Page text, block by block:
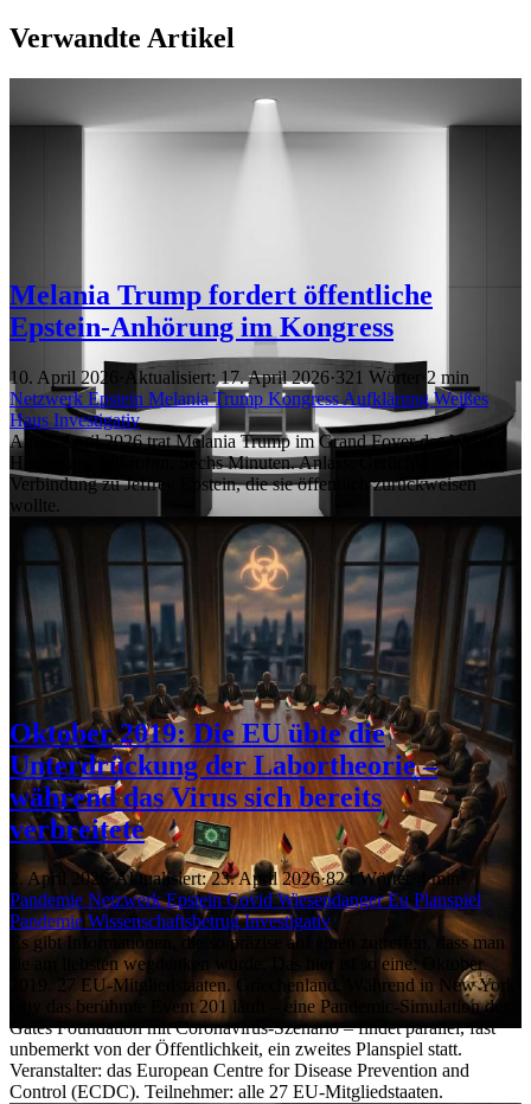
Verwandte Artikel
Melania Trump fordert öffentliche
Epstein-Anhörung im Kongress
10. April 2026 Aktualisiert: 17. April 2026·321 Wörter
2 min
NetzwerkEpstein Melania Trump Kongress AufklärungWeißes
Haus Investigativ
Am 9. April 2026 trat Melania Trump im Grand Foyer des Weißen
Hauses ans Mikrofon. Sechs Minuten. Anlass: Gerüchte über eine
Verbindung zu Jeffrey Epstein, die sie öffentlich zurückweisen
wollte.
Oktober 2019: Die EU übte die
Unterdrückung der Labortheorie –
während das Virus sich bereits
verbreitete
2. April 2026 ·Aktualisiert: 23. April 2026·824 Wörter·
4 min
Pandemie NetzwerkEpsteinCovidWiesendangerEuPlanspiel
Pandemie WissenschaftsbetrugInvestigativ
Es gibt Informationen, die so präzise auf einen zutreffen, dass man
sie am liebsten wegdenken würde. Das hier ist so eine. Oktober
2019. 27 EU-Mitgliedstaaten. Griechenland. Während in New York
City das berühmte Event 201 läuft – eine Pandemic-Simulation der
Gates Foundation mit Coronavirus-Szenario – findet parallel, fast
unbemerkt von der Öffentlichkeit, ein zweites Planspiel statt.
Veranstalter: das European Centre for Disease Prevention and
Control (ECDC). Teilnehmer: alle 27 EU-Mitgliedstaaten.